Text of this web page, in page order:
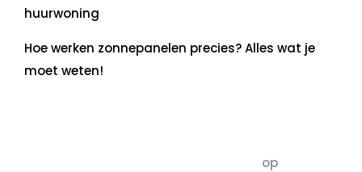
huurwoning
Hoe werken zonnepanelen precies? Alles wat je
moet weten!
op